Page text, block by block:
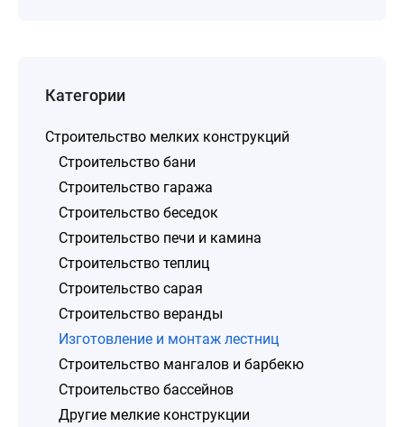
Категории
Строительство мелких конструкций
Строительство бани
Строительство гаража
Строительство беседок
Строительство печи и камина
Строительство теплиц
Строительство сарая
Строительство веранды
Изготовление и монтаж лестниц
Строительство мангалов и барбекю
Строительство бассейнов
Другие мелкие конструкции